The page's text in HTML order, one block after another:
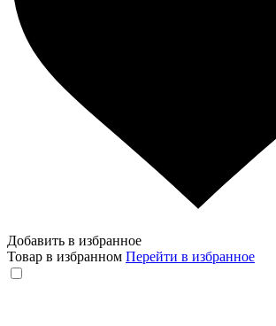
Добавить в избранное
Товар в избранном Перейти в избранное